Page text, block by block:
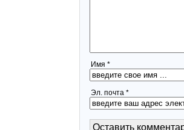
Имя *
Эл. почта *